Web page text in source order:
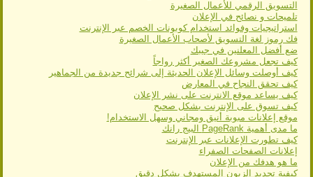
التسويق الرقمي للأعمال الصغيرة
تلميحات و نصائح في الإعلان
استراتيجيات وفوائد استخدام كوبونات الخصم عبر الإنترنت
فك رموز لغة التسويق لأصحاب الأعمال الصغيرة
ضع أفضل المعلنين في جيبك
كيف تجعل مشروعك الصغير أكثر رواجاً
كيف أوصلت وسائل الإعلان الحديثة إلى شرائح جديدة من الجماهير
كيف تحقق النجاح في المعارض
كيف يساعد موقع الانترنت على نشر الإعلان
كيف تسوق على الإنترنت بشكل صحيح
موقع إعلانات مبوبة أنيق ومجاني وسهل الاستخدام!
ما مدى أهمية PageRank البيج رانك
كيف تطورت الإعلانات عبر الإنترنت
إعلانات الصفحات الصفراء
ما هو هدفك من الإعلان
كيفية تحديد الزبون المستهدف بشكل دقيق